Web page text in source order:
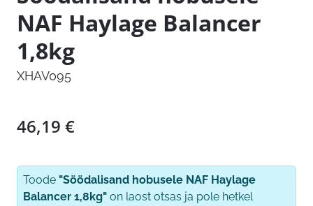
NAF Haylage Balancer
1,8kg
XHAV095
46,19 €
Toode "Söödalisand hobusele NAF Haylage
Balancer 1,8kg" on laost otsas ja pole hetkel